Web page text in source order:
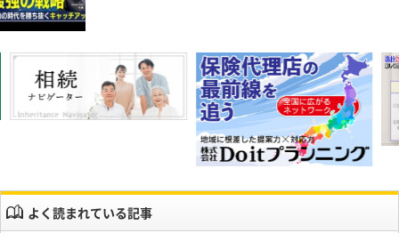
よく読まれている記事